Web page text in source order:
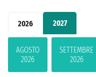
2026 2027
AGOSTO
2026
SETTEMBRE
2026